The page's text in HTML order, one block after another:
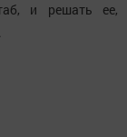
и решать ее,